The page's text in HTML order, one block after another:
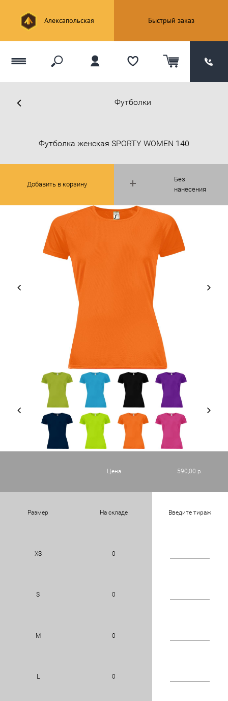
Алексапольская Быстрый заказ
Футболки
Без
нанесения
Футболка женская SPORTY WOMEN 140
Добавить в корзину
Цена 590,00 р.
Размер На складе Введите тираж
XS 0
S 0
M 0
L 0